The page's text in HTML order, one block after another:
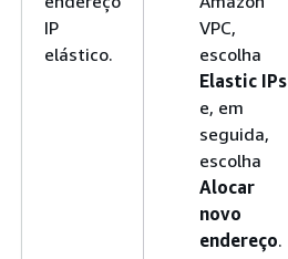
IP
elástico.
VPC,
escolha
Elastic IPs
e, em
seguida,
escolha
Alocar
novo
endereço.